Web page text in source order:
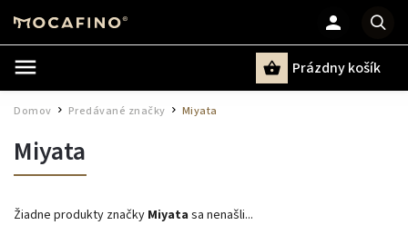
Prázdny košík
Domov Predávané značky Miyata
Miyata
Žiadne produkty značky Miyata sa nenašli...